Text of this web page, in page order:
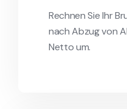
Rechnen Sie Ihr
nach Abzug von
Netto um.